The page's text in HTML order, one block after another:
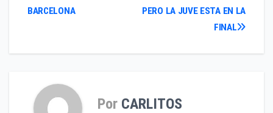
PERO LA JUVE ESTA EN LA
FINAL
BARCELONA
Por CARLITOS